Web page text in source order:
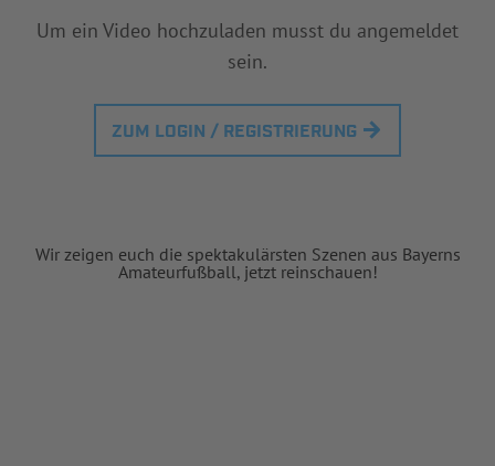
Um ein Video hochzuladen musst du angemeldet
sein.
ZUM LOGIN / REGISTRIERUNG
Wir zeigen euch die spektakulärsten Szenen aus Bayerns
Amateurfußball, jetzt reinschauen!